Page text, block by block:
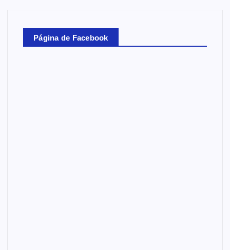
Página de Facebook